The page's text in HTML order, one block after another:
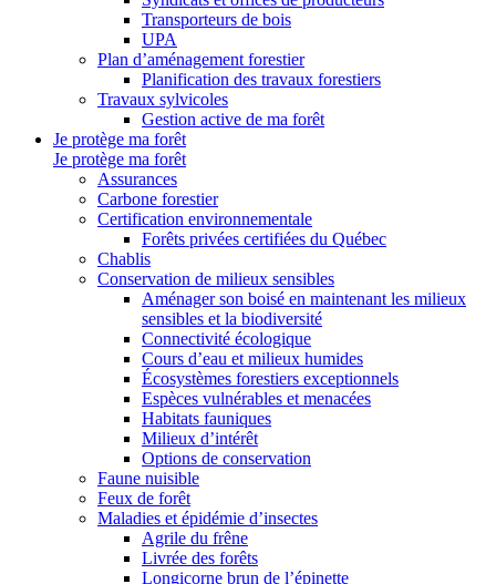
Transporteurs de bois
UPA
Plan d’aménagement forestier
Planification des travaux forestiers
Travaux sylvicoles
Gestion active de ma forêt
Je protège ma forêt
Je protège ma forêt
Assurances
Carbone forestier
Certification environnementale
Forêts privées certifiées du Québec
Chablis
Conservation de milieux sensibles
Aménager son boisé en maintenant les milieux
sensibles et la biodiversité
Connectivité écologique
Cours d’eau et milieux humides
Écosystèmes forestiers exceptionnels
Espèces vulnérables et menacées
Habitats fauniques
Milieux d’intérêt
Options de conservation
Faune nuisible
Feux de forêt
Maladies et épidémie d’insectes
Agrile du frêne
Livrée des forêts
Longicorne brun de l’épinette